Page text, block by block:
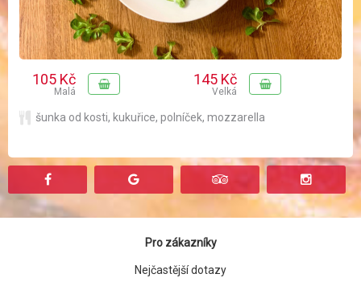
105 Kč
Malá
145 Kč
Velká
šunka od kosti, kukuřice, polníček, mozzarella
Pro zákazníky
Nejčastější dotazy